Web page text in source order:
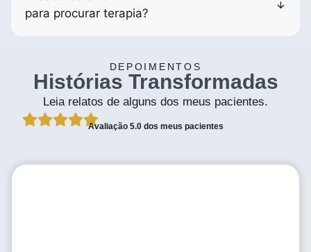
para procurar terapia?
DEPOIMENTOS
Histórias Transformadas
Leia relatos de alguns dos meus pacientes.
Avaliação 5.0 dos meus pacientes